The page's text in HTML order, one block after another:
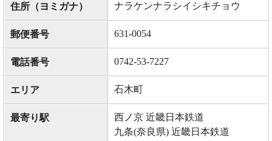
住所（ヨミガナ） ナラケンナラシイシキチョウ
郵便番号 631-0054
電話番号 0742-53-7227
エリア 石木町
最寄り駅
西ノ京 近畿日本鉄道
九条(奈良県) 近畿日本鉄道